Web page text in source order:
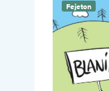
Fejeton